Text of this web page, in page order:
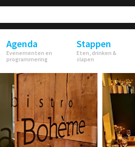
Agenda
Evenementen en
programmering
Stappen
Eten, drinken &
slapen